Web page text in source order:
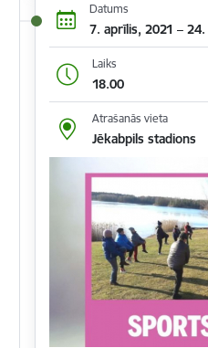
Datums
7. aprīlis, 2021 –
Laiks
18.00
Atrašanās vieta
Jēkabpils stadions